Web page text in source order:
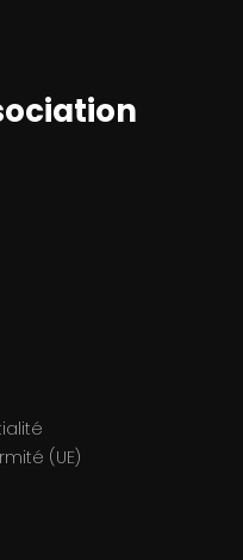
(UE)